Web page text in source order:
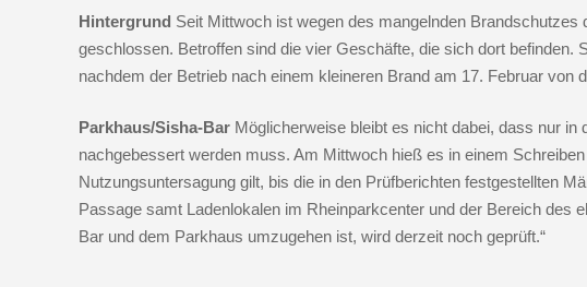
Hintergrund Seit Mittwoch ist wegen des mangelnden
geschlossen. Betroffen sind die vier Geschäfte, die sich dort befinden.
nachdem der Betrieb nach einem kleineren Brand am 17. Februar von
Parkhaus/Sisha-Bar Möglicherweise bleibt es nicht dabei, dass nur
nachgebessert werden muss. Am Mittwoch hieß es in einem
Nutzungsuntersagung gilt, bis die in den Prüfberichten festgestellten
Passage samt Ladenlokalen im Rheinparkcenter und der Bereich des
Bar und dem Parkhaus umzugehen ist, wird derzeit noch geprüft.“